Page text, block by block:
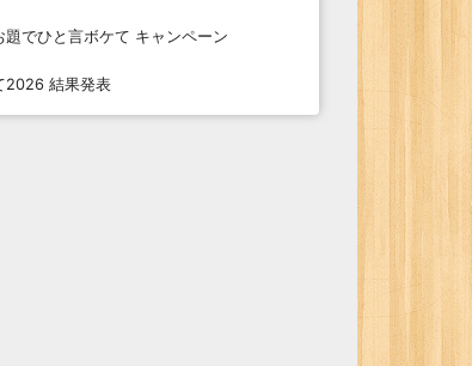
題でひと言ボケて キャンペーン
2026 結果発表